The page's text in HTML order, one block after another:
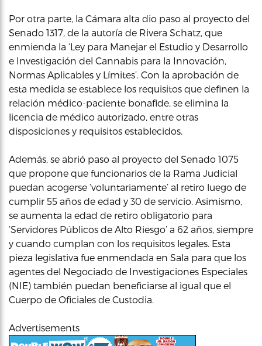
Por otra parte, la Cámara alta dio paso al proyecto del
Senado 1317, de la autoría de Rivera Schatz, que
enmienda la ‘Ley para Manejar el Estudio y Desarrollo
e Investigación del Cannabis para la Innovación,
Normas Aplicables y Límites’. Con la aprobación de
esta medida se establece los requisitos que definen la
relación médico-paciente bonafide, se elimina la
licencia de médico autorizado, entre otras
disposiciones y requisitos establecidos.
Además, se abrió paso al proyecto del Senado 1075
que propone que funcionarios de la Rama Judicial
puedan acogerse ‘voluntariamente’ al retiro luego de
cumplir 55 años de edad y 30 de servicio. Asimismo,
se aumenta la edad de retiro obligatorio para
‘Servidores Públicos de Alto Riesgo’ a 62 años, siempre
y cuando cumplan con los requisitos legales. Esta
pieza legislativa fue enmendada en Sala para que los
agentes del Negociado de Investigaciones Especiales
(NIE) también puedan beneficiarse al igual que el
Cuerpo de Oficiales de Custodia.
Advertisements